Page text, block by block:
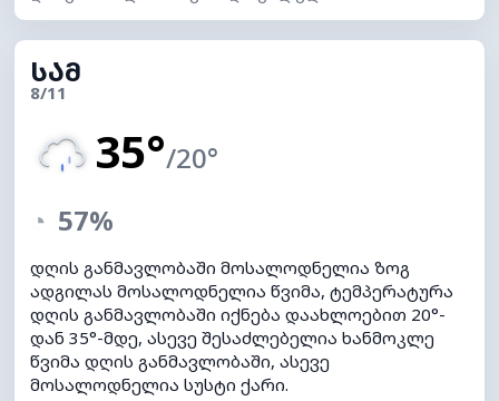
ᲡᲐᲛ
8/11
35°/20°
◔ 57%
დღის განმავლობაში მოსალოდნელია ზოგ
ადგილას მოსალოდნელია წვიმა, ტემპერატურა
დღის განმავლობაში იქნება დაახლოებით 20°-
დან 35°-მდე, ასევე შესაძლებელია ხანმოკლე
წვიმა დღის განმავლობაში, ასევე
მოსალოდნელია სუსტი ქარი.